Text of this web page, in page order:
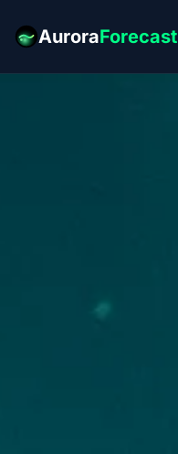
AuroraForecast